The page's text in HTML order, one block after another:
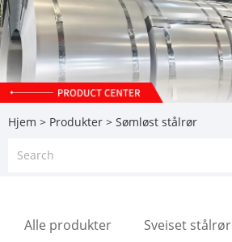
Hjem > Produkter > Sømløst stålrør
Alle produkter Sveiset stålrør